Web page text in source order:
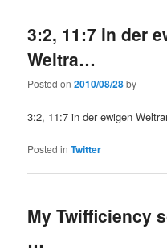
3:2, 11:7 in der
Weltra…
Posted on2010/08/28by
3:2, 11:7 in der ewigen
Posted in Twitter
My Twifficiency
…